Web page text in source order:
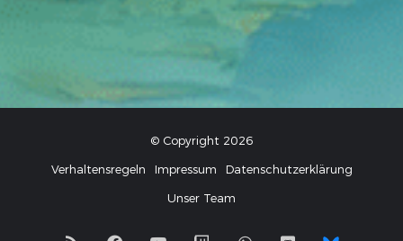
© Copyright 2026
Verhaltensregeln
Impressum
Datenschutzerklärung
Unser Team